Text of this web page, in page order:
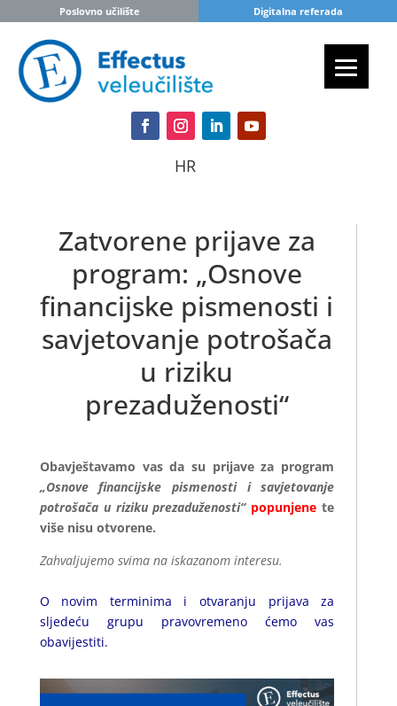
Poslovno učilište Digitalna referada
HR
Zatvorene prijave za
program: „Osnove
financijske pismenosti i
savjetovanje potrošača
u riziku
prezaduženosti“
Obavještavamo vas da su prijave za program
„Osnove financijske pismenosti i savjetovanje
potrošača u riziku prezaduženosti“popunjene te
više nisu otvorene.
Zahvaljujemo svima na iskazanom interesu.
O novim terminima i otvaranju prijava za
sljedeću grupu pravovremeno ćemo vas
obavijestiti.